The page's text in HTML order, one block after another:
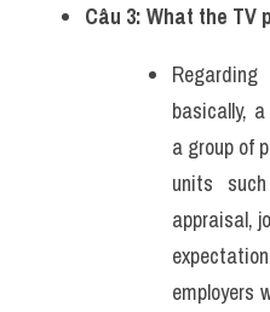
Câu 3: What the
basically,
a group of
units
appraisal,
employers